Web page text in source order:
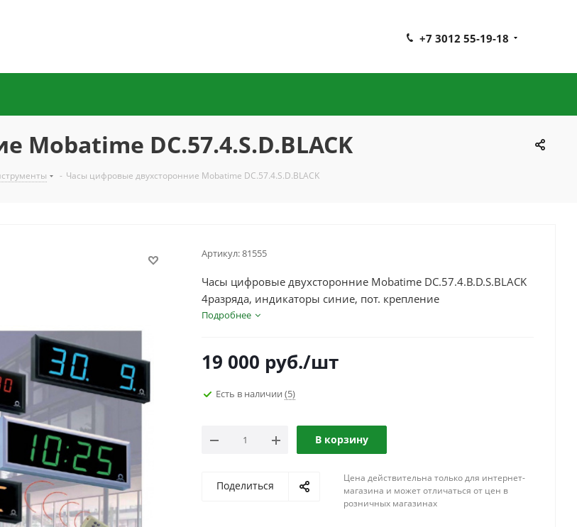
+7 3012 55-19-18
DC.57.4.S.D.BLACK
- Часы цифровые двухсторонние Mobatime DC.57.4.S.D.BLACK
Артикул:81555
Часы цифровые двухсторонние Mobatime DC.57.4.B.D.S.BLACK
4разряда, индикаторы синие, пот. крепление
Подробнее
19 000 руб./шт
Есть в наличии (5)
В корзину
Поделиться
Цена действительна только для интернет-
магазина и может отличаться от цен в
розничных магазинах